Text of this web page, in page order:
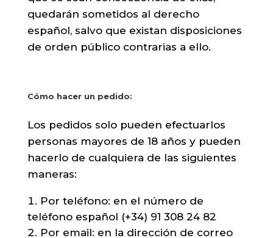
quedarán sometidos al derecho
español, salvo que existan disposiciones
de orden público contrarias a ello.
Cómo hacer un pedido:
Los pedidos solo pueden efectuarlos
personas mayores de 18 años y pueden
hacerlo de cualquiera de las siguientes
maneras:
Por teléfono: en el número de
teléfono español (+34) 91 308 24 82
Por email: en la dirección de correo